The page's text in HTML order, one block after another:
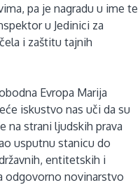
pa je nagradu u ime te
u Jedinici za
i zaštitu tajnih
Evropa Marija
iskustvo nas uči da su
strani ljudskih prava
usputnu stanicu do
entitetskih i
odgovorno novinarstvo